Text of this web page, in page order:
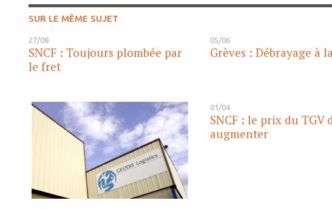
SUR LE MÊME SUJET
27/08
SNCF : Toujours plombée par
le fret
05/06
Grèves : Débrayage à
01/04
SNCF : le prix du TGV
augmenter